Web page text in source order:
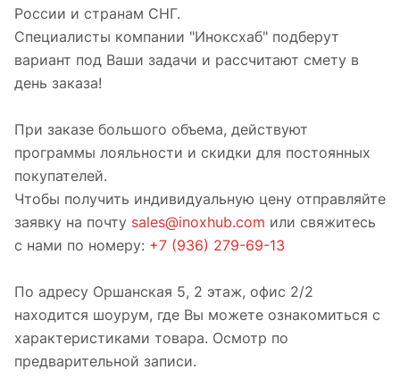
России и странам СНГ.
Специалисты компании "Иноксхаб" подберут
вариант под Ваши задачи и рассчитают смету в
день заказа!
При заказе большого объема, действуют
программы лояльности и скидки для постоянных
покупателей.
Чтобы получить индивидуальную цену отправляйте
заявку на почту sales@inoxhub.com или свяжитесь
с нами по номеру: +7 (936) 279-69-13
По адресу Оршанская 5, 2 этаж, офис 2/2
находится шоурум, где Вы можете ознакомиться с
характеристиками товара. Осмотр по
предварительной записи.